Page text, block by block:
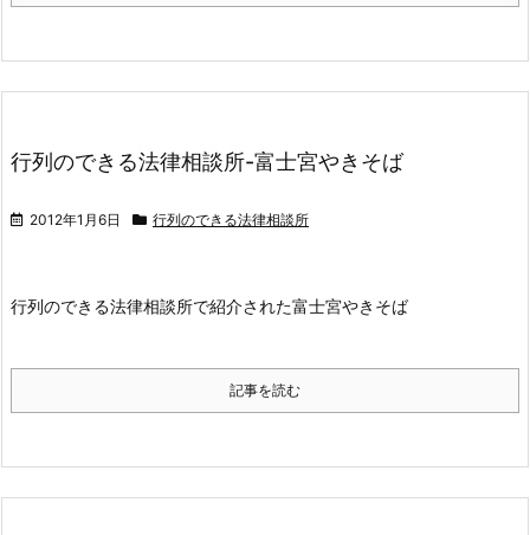
行列のできる法律相談所-富士宮やきそば
2012年1月6日 行列のできる法律相談所
行列のできる法律相談所で紹介された富士宮やきそば
記事を読む